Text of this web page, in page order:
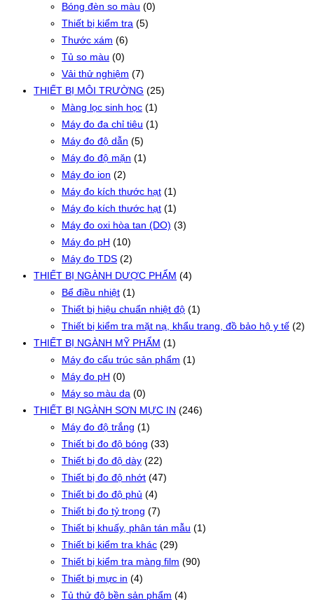
Bóng đèn so màu (0)
Thiết bị kiểm tra (5)
Thước xám (6)
Tủ so màu (0)
Vải thử nghiệm (7)
THIẾT BỊ MÔI TRƯỜNG (25)
Màng lọc sinh học (1)
Máy đo đa chỉ tiêu (1)
Máy đo độ dẫn (5)
Máy đo độ mặn (1)
Máy đo ion (2)
Máy đo kích thước hạt (1)
Máy đo kích thước hạt (1)
Máy đo oxi hòa tan (DO) (3)
Máy đo pH (10)
Máy đo TDS (2)
THIẾT BỊ NGÀNH DƯỢC PHẨM (4)
Bể điều nhiệt (1)
Thiết bị hiệu chuẩn nhiệt độ (1)
Thiết bị kiểm tra mặt nạ, khẩu trang, đồ bảo hộ y tế (2)
THIẾT BỊ NGÀNH MỸ PHẨM (1)
Máy đo cấu trúc sản phẩm (1)
Máy đo pH (0)
Máy so màu da (0)
THIẾT BỊ NGÀNH SƠN MỰC IN (246)
Máy đo độ trắng (1)
Thiết bị đo độ bóng (33)
Thiết bị đo độ dày (22)
Thiết bị đo độ nhớt (47)
Thiết bị đo độ phủ (4)
Thiết bị đo tỷ trọng (7)
Thiết bị khuấy, phân tán mẫu (1)
Thiết bị kiểm tra khác (29)
Thiết bị kiểm tra màng film (90)
Thiết bị mực in (4)
Tủ thử độ bền sản phẩm (4)